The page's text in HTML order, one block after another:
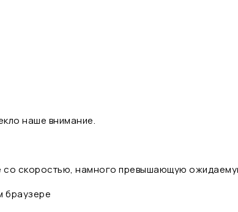
наше внимание.
со скоростью, намного превышающую
браузере